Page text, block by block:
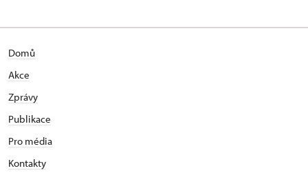
letech 1994 – 1996 působila jako redaktorka
školství a kultury při Magistrátu města Zlína. Od 1.
11. 1996 je kastelánkou Státního zámku Vizovice.
Domů
Akce
Zprávy
Publikace
Pro média
Kontakty